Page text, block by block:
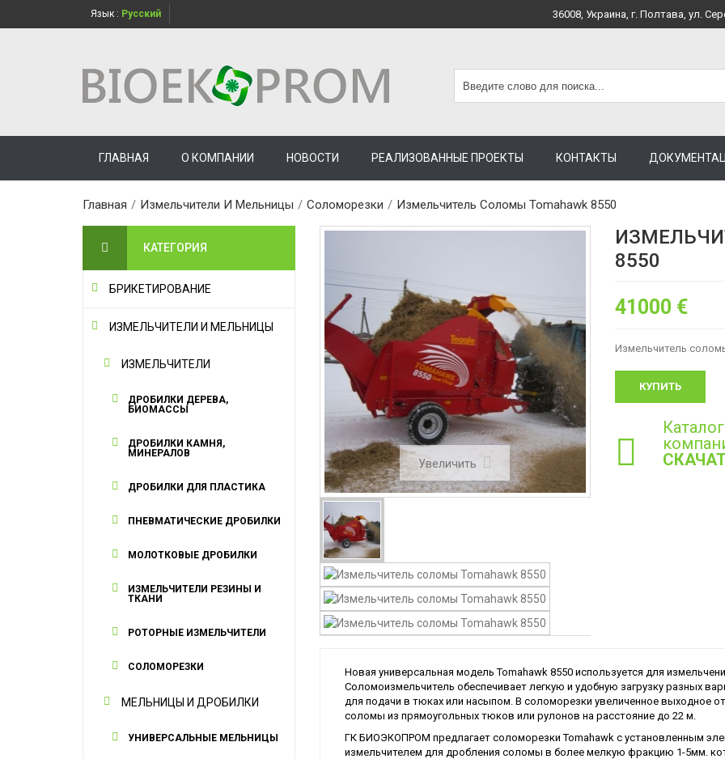
Язык : Русский 36008, Украина, г. Полтава, ул.
ГЛАВНАЯ О КОМПАНИИ НОВОСТИ РЕАЛИЗОВАННЫЕ ПРОЕКТЫ КОНТАКТЫ
Главная / Измельчители И Мельницы / Соломорезки / Измельчитель Соломы Tomahawk 8550
КАТЕГОРИЯ
БРИКЕТИРОВАНИЕ
ИЗМЕЛЬЧИТЕЛИ И МЕЛЬНИЦЫ
ИЗМЕЛЬЧИТЕЛИ
ДРОБИЛКИ ДЕРЕВА,
БИОМАССЫ
ДРОБИЛКИ КАМНЯ,
МИНЕРАЛОВ
ДРОБИЛКИ ДЛЯ ПЛАСТИКА
ПНЕВМАТИЧЕСКИЕ ДРОБИЛКИ
МОЛОТКОВЫЕ ДРОБИЛКИ
ИЗМЕЛЬЧИТЕЛИ РЕЗИНЫ И
ТКАНИ
РОТОРНЫЕ ИЗМЕЛЬЧИТЕЛИ
СОЛОМОРЕЗКИ
МЕЛЬНИЦЫ И ДРОБИЛКИ
УНИВЕРСАЛЬНЫЕ МЕЛЬНИЦЫ
Увеличить
8550
41000 €
Измельчитель
КУПИТЬ
Каталог
Новая универсальная модель Tomahawk 8550 используется для
Соломоизмельчитель обеспечивает легкую и удобную загрузку разных
для подачи в тюках или насыпом. В соломорезки увеличенное выходное
соломы из прямоугольных тюков или рулонов на расстояние до 22 м.
ГК БИОЭКОПРОМ предлагает соломорезки Tomahawk с установленным
измельчителем для дробления соломы в более мелкую фракцию 1-5мм.